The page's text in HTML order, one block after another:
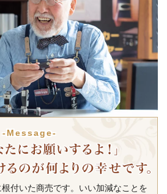
-Message-
付いた商売です。いい加減なことを